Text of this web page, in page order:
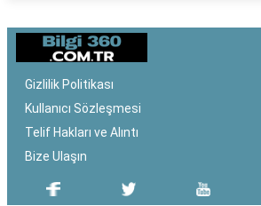
Gizlilik Politikası
Kullanıcı Sözleşmesi
Telif Hakları ve Alıntı
Bize Ulaşın